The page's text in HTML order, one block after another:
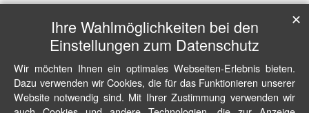
Ihre Wahlmöglichkeiten bei den
Einstellungen zum Datenschutz
Wir möchten Ihnen ein optimales Webseiten-Erlebnis bieten.
Dazu verwenden wir Cookies, die für das Funktionieren unserer
Website notwendig sind. Mit Ihrer Zustimmung verwenden wir
✕